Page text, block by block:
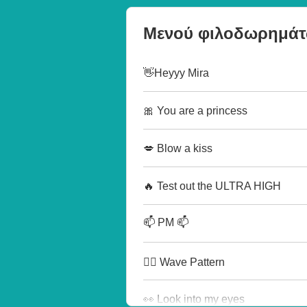
Μενού
👋Heyyy Mira
🎀 You are a princess
💋 Blow a kiss
🔥 Test out the ULTRA HIGH
📫 PM 📫
🏄‍♂️ Wave Pattern
👀 Look into my eyes